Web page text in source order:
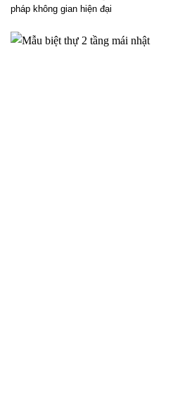
pháp không gian hiện đại